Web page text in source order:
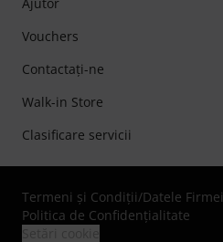
Vouchers
Contactaţi-ne
Walk-in Store
Clasificare servicii
Termeni şi Condiţii/Datele Firmei
Politica de Confidenţialitate